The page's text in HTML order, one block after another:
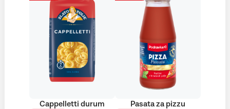
Cappelletti durum Pasata za pizzu